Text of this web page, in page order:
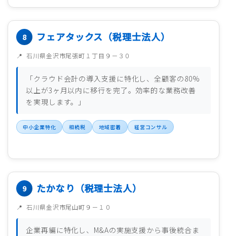
フェアタックス（税理士法人）
石川県金沢市尾張町１丁目９－３０
「クラウド会計の導入支援に特化し、全顧客の80%
以上が3ヶ月以内に移行を完了。効率的な業務改善
を実現します。」
中小企業特化 相続税 地域密着 経営コンサル
たかなり（税理士法人）
石川県金沢市尾山町９－１０
企業再編に特化し、M&Aの実施支援から事後統合ま